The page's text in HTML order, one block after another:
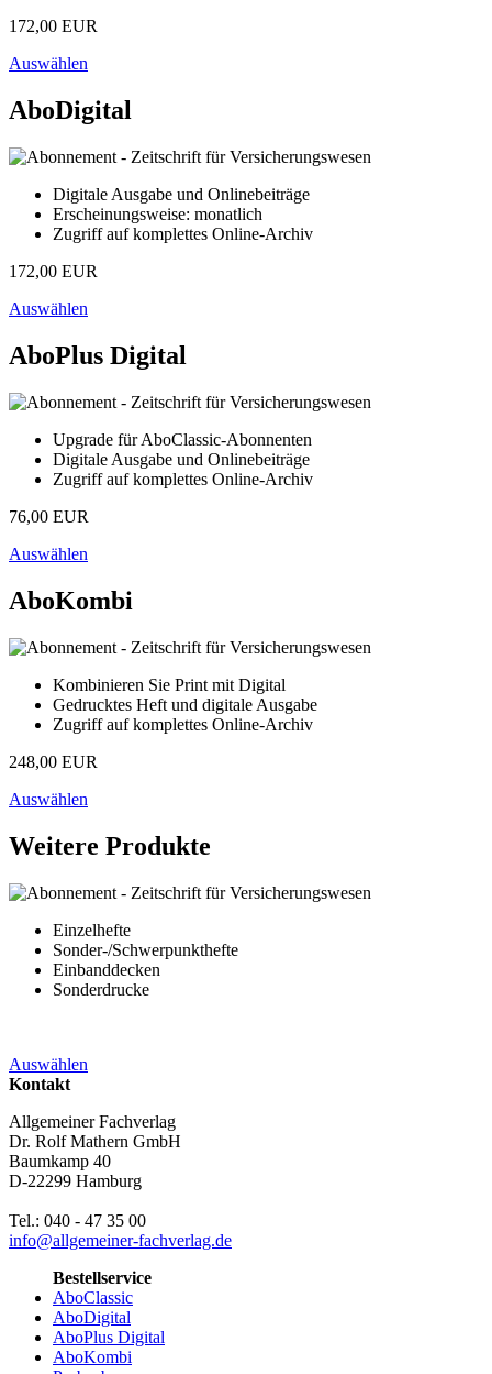
172,00 EUR
Auswählen
AboDigital
Digitale Ausgabe und Onlinebeiträge
Erscheinungsweise: monatlich
Zugriff auf komplettes Online-Archiv
172,00 EUR
Auswählen
AboPlus Digital
Upgrade für AboClassic-Abonnenten
Digitale Ausgabe und Onlinebeiträge
Zugriff auf komplettes Online-Archiv
76,00 EUR
Auswählen
AboKombi
Kombinieren Sie Print mit Digital
Gedrucktes Heft und digitale Ausgabe
Zugriff auf komplettes Online-Archiv
248,00 EUR
Auswählen
Weitere Produkte
Einzelhefte
Sonder-/Schwerpunkthefte
Einbanddecken
Sonderdrucke
Auswählen
Kontakt
Allgemeiner Fachverlag
Dr. Rolf Mathern GmbH
Baumkamp 40
D-22299 Hamburg
Tel.: 040 - 47 35 00
info@allgemeiner-fachverlag.de
Bestellservice
AboClassic
AboDigital
AboPlus Digital
AboKombi